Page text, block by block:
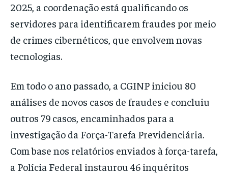
2025, a coordenação está qualificando os
servidores para identificarem fraudes por meio
de crimes cibernéticos, que envolvem novas
tecnologias.
Em todo o ano passado, a CGINP iniciou 80
análises de novos casos de fraudes e concluiu
outros 79 casos, encaminhados para a
investigação da Força-Tarefa Previdenciária.
Com base nos relatórios enviados à força-tarefa,
a Polícia Federal instaurou 46 inquéritos